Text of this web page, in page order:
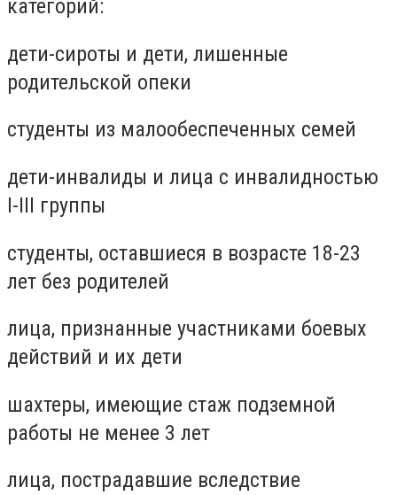
категорий:
дети-сироты и дети, лишенные
родительской опеки
студенты из малообеспеченных семей
дети-инвалиды и лица с инвалидностью
I-III группы
студенты, оставшиеся в возрасте 18-23
лет без родителей
лица, признанные участниками боевых
действий и их дети
шахтеры, имеющие стаж подземной
работы не менее 3 лет
лица, пострадавшие вследствие